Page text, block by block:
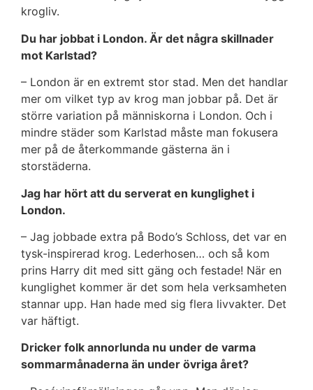
krogliv.
Du har jobbat i London. Är det några skillnader
mot Karlstad?
– London är en extremt stor stad. Men det handlar
mer om vilket typ av krog man jobbar på. Det är
större variation på människorna i London. Och i
mindre städer som Karlstad måste man fokusera
mer på de återkommande gästerna än i
storstäderna.
Jag har hört att du serverat en kunglighet i
London.
– Jag jobbade extra på Bodo’s Schloss, det var en
tysk-inspirerad krog. Lederhosen… och så kom
prins Harry dit med sitt gäng och festade! När en
kunglighet kommer är det som hela verksamheten
stannar upp. Han hade med sig flera livvakter. Det
var häftigt.
Dricker folk annorlunda nu under de varma
sommarmånaderna än under övriga året?